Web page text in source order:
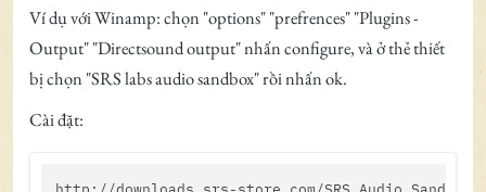
Ví dụ với Winamp: chọn "options" "prefrences" "Plugins -
Output" "Directsound output" nhấn configure, và ở thẻ thiết
bị chọn "SRS labs audio sandbox" rồi nhấn ok.
Cài đặt: